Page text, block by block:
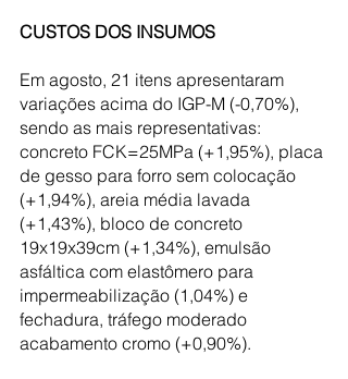
CUSTOS DOS INSUMOS
Em agosto, 21 itens apresentaram
variações acima do IGP-M (-0,70%),
sendo as mais representativas:
concreto FCK=25MPa (+1,95%), placa
de gesso para forro sem colocação
(+1,94%), areia média lavada
(+1,43%), bloco de concreto
19x19x39cm (+1,34%), emulsão
asfáltica com elastômero para
impermeabilização (1,04%) e
fechadura, tráfego moderado
acabamento cromo (+0,90%).